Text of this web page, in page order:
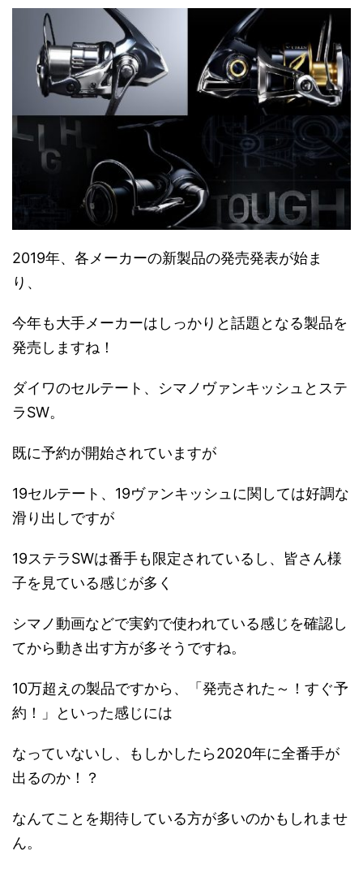
2019年、各メーカーの新製品の発売発表が始ま
り、
今年も大手メーカーはしっかりと話題となる製品を
発売しますね！
ダイワのセルテート、シマノヴァンキッシュとステ
ラSW。
既に予約が開始されていますが
19セルテート、19ヴァンキッシュに関しては好調な
滑り出しですが
19ステラSWは番手も限定されているし、皆さん様
子を見ている感じが多く
シマノ動画などで実釣で使われている感じを確認し
てから動き出す方が多そうですね。
10万超えの製品ですから、「発売された～！すぐ予
約！」といった感じには
なっていないし、もしかしたら2020年に全番手が
出るのか！？
なんてことを期待している方が多いのかもしれませ
ん。